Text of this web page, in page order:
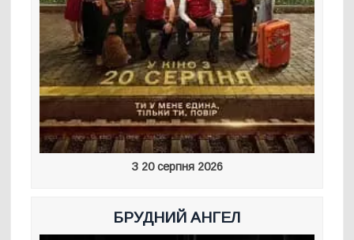
З 20 серпня 2026
БРУДНИЙ АНГЕЛ